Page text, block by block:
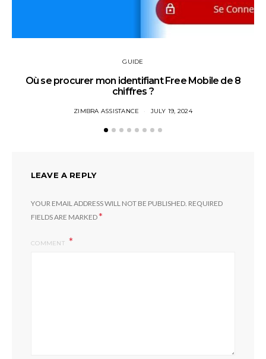
GUIDE
Où se procurer mon identifiant Free Mobile de 8
chiffres ?
ZIMBRA ASSISTANCE JULY 19, 2024
LEAVE A REPLY
YOUR EMAIL ADDRESS WILL NOT BE PUBLISHED. REQUIRED
FIELDS ARE MARKED*
COMMENT